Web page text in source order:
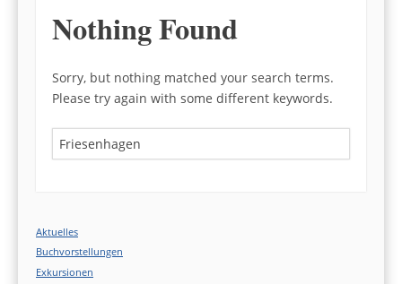
Nothing Found
Sorry, but nothing matched your search terms.
Please try again with some different keywords.
Search
Aktuelles
Buchvorstellungen
Exkursionen